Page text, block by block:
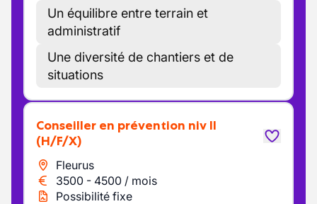
Un équilibre entre terrain et
administratif
Une diversité de chantiers et de
situations
Conseiller en prévention niv II
(H/F/X)
Fleurus
3500 - 4500 / mois
Possibilité fixe